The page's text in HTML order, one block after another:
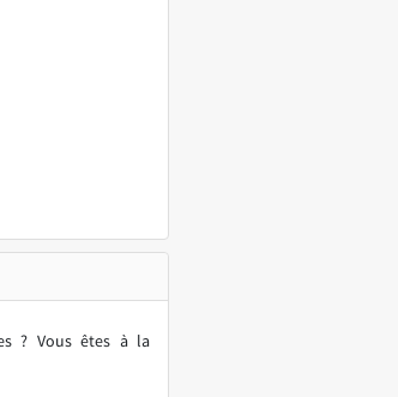
? Vous êtes à la